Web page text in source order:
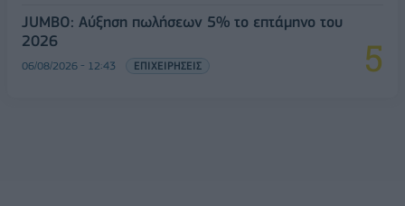
JUMBO: Αύξηση πωλήσεων 5% το επτάμηνο του
2026
06/08/2026 - 12:43 ΕΠΙΧΕΙΡΗΣΕΙΣ